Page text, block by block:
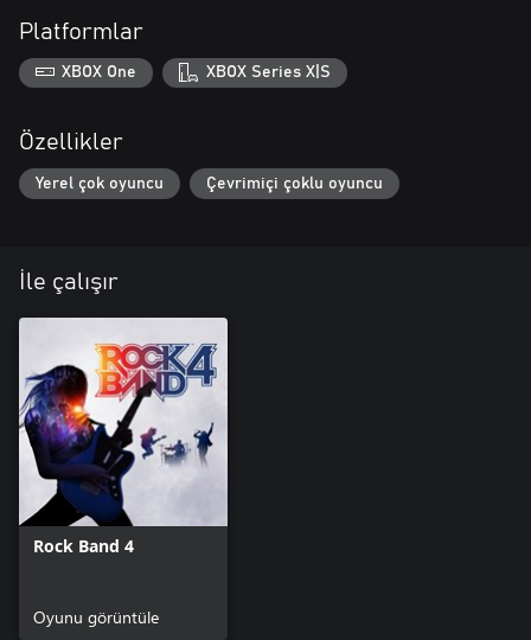
Platformlar
XBOX One XBOX Series X|S
Özellikler
Yerel çok oyuncu Çevrimiçi çoklu oyuncu
İle çalışır
Rock Band 4
Oyunu görüntüle